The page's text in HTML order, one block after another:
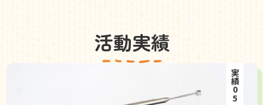
活動実績
実績05